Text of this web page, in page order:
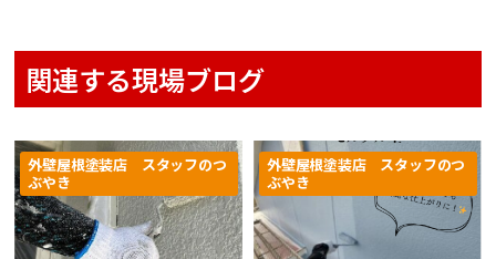
関連する現場ブログ
外壁屋根塗装店 スタッフのつ
ぶやき
外壁屋根塗装店 スタッフのつ
ぶやき